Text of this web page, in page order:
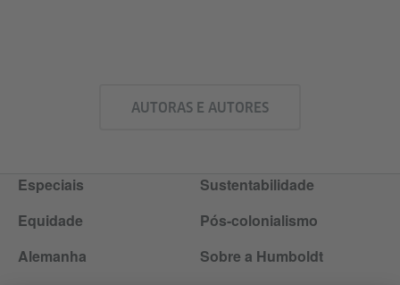
AUTORAS E AUTORES
Especiais
Sustentabilidade
Equidade
Pós-colonialismo
Alemanha
Sobre a Humboldt